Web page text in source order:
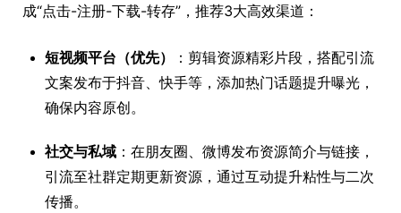
成“点击-注册-下载-转存”，推荐3大高效渠道：
短视频平台（优先）
：剪辑资源精彩片段，搭配引流
文案发布于抖音、快手等，添加热门话题提升曝光，
确保内容原创。
社交与私域 ：在朋友圈、微博发布资源简介与链接，
引流至社群定期更新资源，通过互动提升粘性与二次
传播。